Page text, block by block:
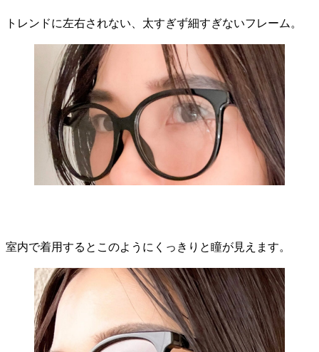
トレンドに左右されない、太すぎず細すぎないフレーム。
室内で着用するとこのようにくっきりと瞳が見えます。